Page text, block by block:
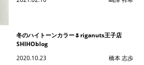
冬のハイトーンカラー🌷riganuts王子店
SHIHOblog
2020.10.23
橋本 志歩